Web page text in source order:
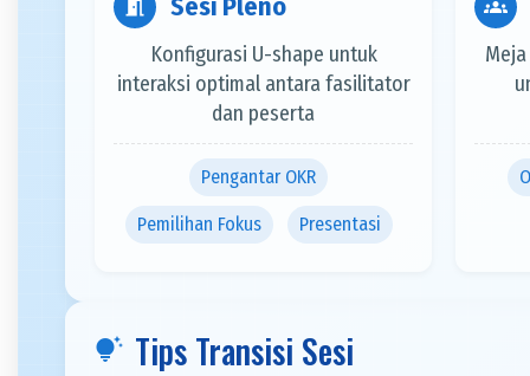
meeting_room Sesi Pleno
Konfigurasi U-shape untuk
interaksi optimal antara fasilitator
dan peserta
Pengantar OKR
Pemilihan Fokus Presentasi
groups
tips_and_updates Tips Transisi Sesi